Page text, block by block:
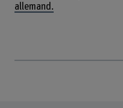
allemand.